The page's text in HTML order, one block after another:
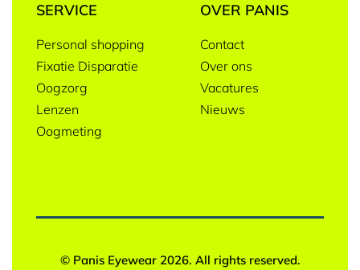
SERVICE
Personal shopping
Fixatie Disparatie
Oogzorg
Lenzen
Oogmeting
OVER PANIS
Contact
Over ons
Vacatures
Nieuws
© Panis Eyewear 2026. All rights reserved.